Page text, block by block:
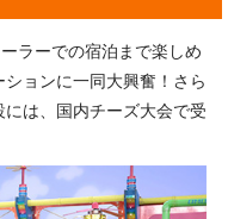
ラーでの宿泊まで楽しめ
ョンに一同大興奮！さら
は、国内チーズ大会で受